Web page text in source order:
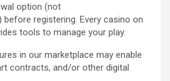
option (not
before registering. Every casino on
tools to manage your play.
in our marketplace may enable
contracts, and/or other digital